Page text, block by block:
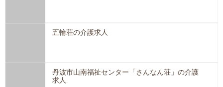
五輪荘の介護求人
丹波市山南福祉センター「さんなん荘」の介護
求人